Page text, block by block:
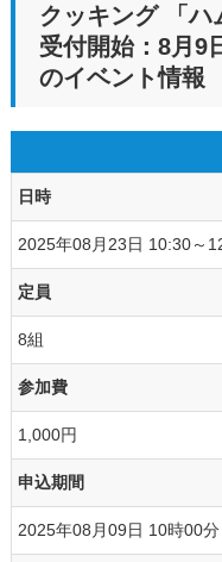
クッキング 「ハ
受付開始：8月9
のイベント情報
日時
2025年08月23日 10:30～
定員
8組
参加費
1,000円
申込期間
2025年08月09日 10時00